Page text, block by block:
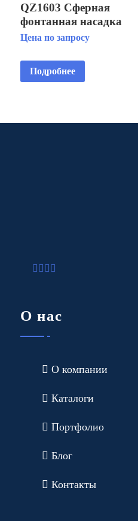
QZ1603 Сферная
фонтанная насадка
Цена по запросу
Подробнее
О нас
О компании
Каталоги
Портфолио
Блог
Контакты